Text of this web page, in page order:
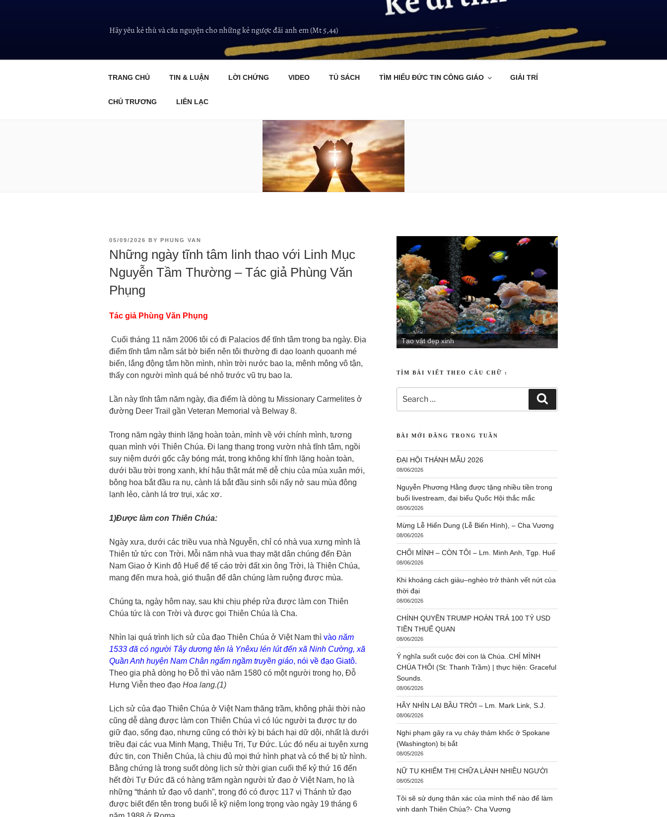
Hãy yêu kẻ thù và cầu nguyện cho những kẻ ngược đãi anh em (Mt 5,44)
TRANG CHỦ TIN & LUẬN LỜI CHỨNG VIDEO TỦ SÁCH TÌM HIỂU ĐỨC TIN CÔNG GIÁO GIẢI TRÍ
CHỦ TRƯƠNG LIÊN LẠC
05/09/2026 BY PHUNG VAN
Những ngày tĩnh tâm linh thao với Linh Mục
Nguyễn Tầm Thường – Tác giả Phùng Văn
Phụng
Tác giả Phùng Văn Phụng
Cuối tháng 11 năm 2006 tôi có đi Palacios để tĩnh tâm trong ba ngày. Địa
điểm tĩnh tâm nằm sát bờ biển nên tôi thường đi dạo loanh quoanh mé
biển, lắng động tâm hồn mình, nhìn trời nước bao la, mênh mông vô tận,
thấy con người mình quá bé nhỏ trước vũ trụ bao la.
Lần này tĩnh tâm năm ngày, địa điểm là dòng tu Missionary Carmelites ở
đường Deer Trail gần Veteran Memorial và Belway 8.
Trong năm ngày thinh lặng hoàn toàn, mình về với chính mình, tương
quan mình với Thiên Chúa. Đi lang thang trong vườn nhà tĩnh tâm, ngồi
suy niệm dưới gốc cây bóng mát, trong không khí tĩnh lặng hoàn toàn,
dưới bầu trời trong xanh, khí hậu thật mát mẽ dễ chịu của mùa xuân mới,
bông hoa bắt đầu ra nụ, cành lá bắt đầu sinh sôi nẩy nở sau mùa đông
lạnh lẻo, cành lá trơ trụi, xác xơ.
1)Được làm con Thiên Chúa:
Ngày xưa, dưới các triều vua nhà Nguyễn, chỉ có nhà vua xưng mình là
Thiên tử tức con Trời. Mỗi năm nhà vua thay mặt dân chúng đến Đàn
Nam Giao ở Kinh đô Huế để tế cáo trời đất xin ông Trời, là Thiên Chúa,
mang đến mưa hoà, gió thuận để dân chúng làm ruộng được mùa.
Chúng ta, ngày hôm nay, sau khi chịu phép rửa được làm con Thiên
Chúa tức là con Trời và được gọi Thiên Chúa là Cha.
Nhìn lại quá trình lịch sử của đạo Thiên Chúa ở Việt Nam thì vào năm
1533 đã có người Tây dương tên là Ynêxu lén lút đến xã Ninh Cường, xã
Quần Anh huyện Nam Chân ngấm ngầm truyền giáo, nói về đạo Giatô.
Theo gia phả dòng họ Đỗ thì vào năm 1580 có một người trong họ, Đỗ
Hưng Viễn theo đạo Hoa lang.(1)
Lịch sử của đạo Thiên Chúa ở Việt Nam thăng trầm, không phải thời nào
cũng dễ dàng được làm con Thiên Chúa vì có lúc người ta được tự do
giữ đạo, sống đạo, nhưng cũng có thời kỳ bị bách hại dữ dội, nhất là dưới
triều đại các vua Minh Mạng, Thiệu Trị, Tự Đức. Lúc đó nếu ai tuyên xưng
đức tin, con Thiên Chúa, là chịu đủ mọi thứ hình phạt và có thể bị tử hình.
Bằng chứng là trong suốt dòng lịch sử thời gian cuối thế kỷ thứ 16 đến
hết đời Tự Đức đã có hàng trăm ngàn người tử đạo ở Việt Nam, họ là
những “thánh tử đạo vô danh”, trong đó có được 117 vị Thánh tử đạo
được biết đến tên trong buổi lễ kỹ niệm long trọng vào ngày 19 tháng 6
Tạo vật đẹp xinh
Tạo vật sống quây quần
TÌM BÀI VIẾT THEO CÂU CHỮ :
BÀI MỚI ĐĂNG TRONG TUẦN
ĐẠI HỘI THÁNH MẪU 2026
08/06/2026
Nguyễn Phương Hằng được tặng nhiều tiền trong
buổi livestream, đại biểu Quốc Hội thắc mắc
08/06/2026
Mừng Lễ Hiển Dung (Lễ Biến Hình), – Cha Vương
08/06/2026
CHỐI MÌNH – CÒN TÔI – Lm. Minh Anh, Tgp. Huế
08/06/2026
Khi khoảng cách giàu–nghèo trở thành vết nứt của
thời đại
08/06/2026
CHÍNH QUYỀN TRUMP HOÀN TRẢ 100 TỶ USD
TIỀN THUẾ QUAN
08/06/2026
Ý nghĩa suốt cuộc đời con là Chúa..CHỈ MÌNH
CHÚA THÔI (St: Thanh Trầm) | thực hiện: Graceful
Sounds.
08/06/2026
HÃY NHÌN LẠI BẦU TRỜI – Lm. Mark Link, S.J.
08/06/2026
Nghi phạm gây ra vụ cháy thảm khốc ở Spokane
(Washington) bị bắt
08/05/2026
NỮ TU KHIẾM THỊ CHỮA LÀNH NHIỀU NGƯỜI
08/05/2026
Tôi sẽ sử dụng thân xác của mình thế nào để làm
vinh danh Thiên Chúa?- Cha Vương